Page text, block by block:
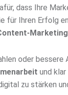
dass Ihre
für Ihren Erfolg
Marketing
oder bessere
und klar
zu stärken